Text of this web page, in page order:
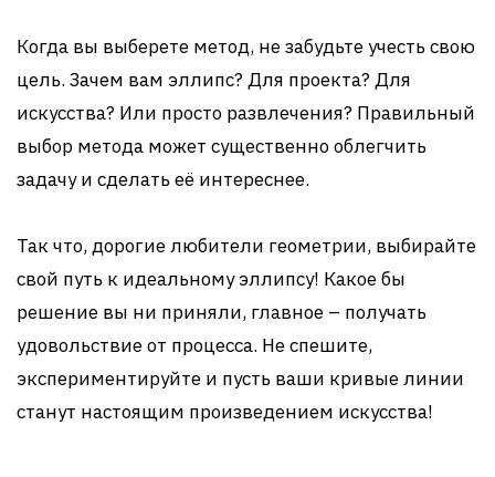
Когда вы выберете метод, не забудьте учесть свою
цель. Зачем вам эллипс? Для проекта? Для
искусства? Или просто развлечения? Правильный
выбор метода может существенно облегчить
задачу и сделать её интереснее.
Так что, дорогие любители геометрии, выбирайте
свой путь к идеальному эллипсу! Какое бы
решение вы ни приняли, главное – получать
удовольствие от процесса. Не спешите,
экспериментируйте и пусть ваши кривые линии
станут настоящим произведением искусства!